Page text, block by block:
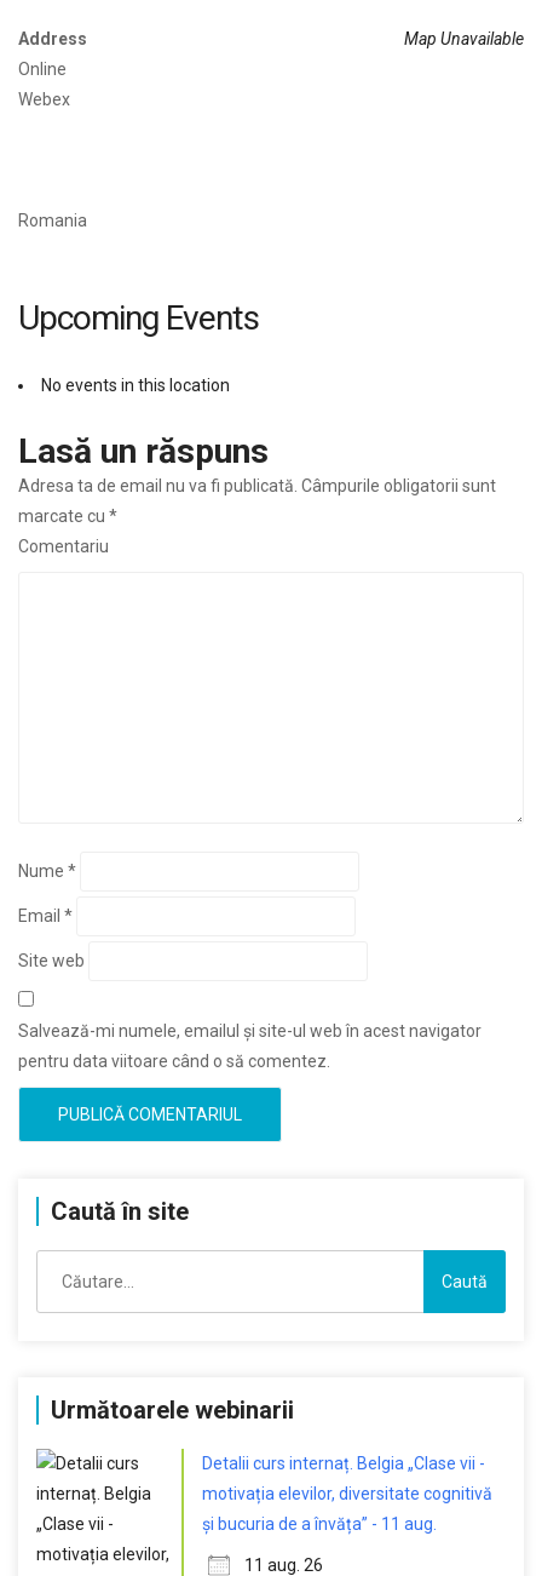
Map Unavailable
Address
Online
Webex
Romania
Upcoming Events
No events in this location
Lasă un răspuns
Adresa ta de email nu va fi publicată. Câmpurile obligatorii sunt
marcate cu *
Comentariu
Nume *
Email *
Site web
Salvează-mi numele, emailul și site-ul web în acest navigator
pentru data viitoare când o să comentez.
Caută în site
după:
Următoarele webinarii
Detalii curs internaț. Belgia „Clase vii -
motivația elevilor, diversitate cognitivă
și bucuria de a învăța” - 11 aug.
11 aug. 26